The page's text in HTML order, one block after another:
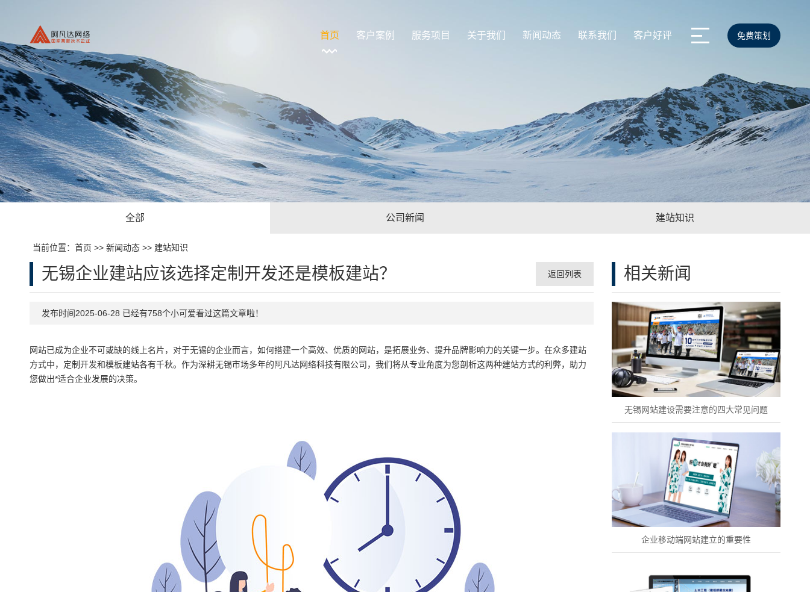
首页 客户案例 服务项目 关于我们 新闻动态 联系我们 客户好评 免费策划
全部 公司新闻 建站知识
当前位置： 首页 >> 新闻动态>> 建站知识
相关新闻
无锡网站建设需要注意的四大常见问题
企业移动端网站建立的重要性
无锡企业建站应该选择定制开发还是模板建站？ 返回列表
发布时间2025-06-28 已经有758个小可爱看过这篇文章啦！
网站已成为企业不可或缺的线上名片，对于无锡的企业而言，如何搭建一个高效、优质的网站，是拓展业务、提升品牌影响力的关键一步。在众多建站
方式中，定制开发和模板建站各有千秋。作为深耕无锡市场多年的阿凡达网络科技有限公司，我们将从专业角度为您剖析这两种建站方式的利弊，助力
您做出*适合企业发展的决策。